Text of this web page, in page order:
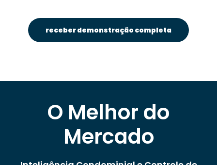
receber demonstração completa
O Melhor do
Mercado